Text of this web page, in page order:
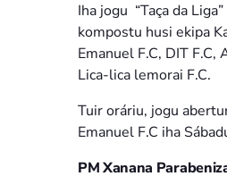
Iha jogu “Taça da
kompostu husi ekipa
Emanuel F.C, DIT F.C,
Lica-lica lemorai F.C.
Tuir oráriu, jogu
Emanuel F.C iha
PM Xanana